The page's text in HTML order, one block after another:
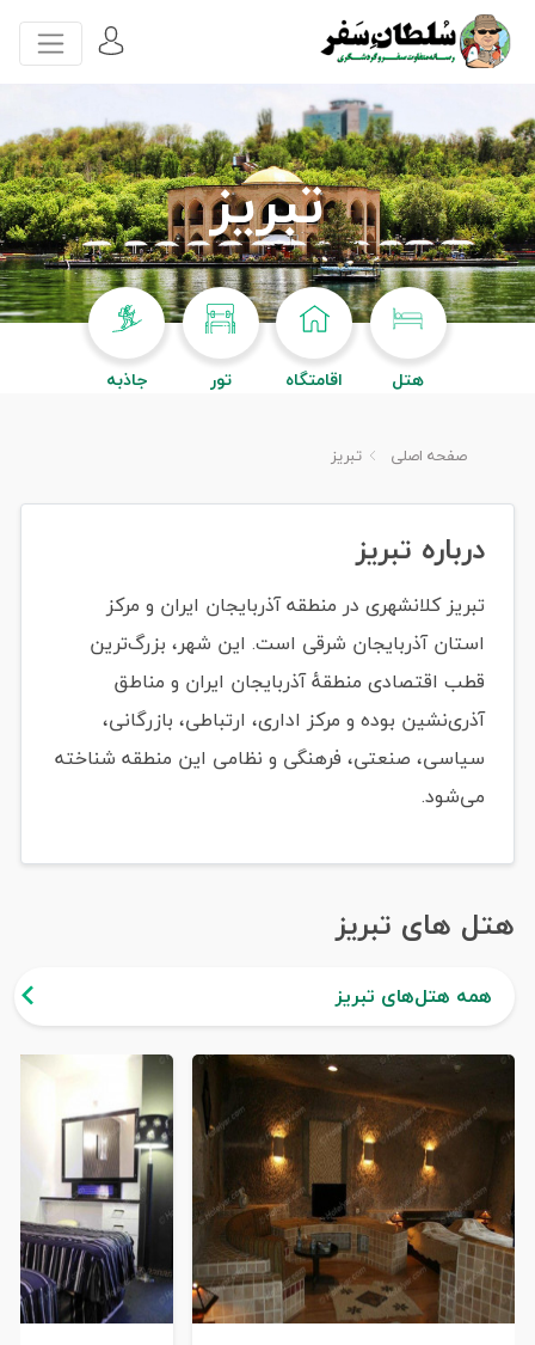
تبریز
هتل اقامتگاه تور جاذبه
صفحه اصلی تبریز
درباره تبریز
تبریز کلانشهری در منطقه آذربایجان ایران و مرکز
استان آذربایجان شرقی است. این شهر، بزرگ‌ترین
قطب اقتصادی منطقهٔ آذربایجان ایران و مناطق
آذری‌نشین بوده و مرکز اداری، ارتباطی، بازرگانی،
سیاسی، صنعتی، فرهنگی و نظامی این منطقه شناخته
می‌شود.
هتل های تبریز
همه هتل‌های تبریز